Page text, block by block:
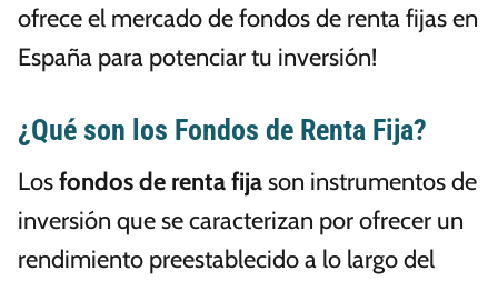
ofrece el mercado de fondos de renta fijas en
España para potenciar tu inversión!
¿Qué son los Fondos de Renta Fija?
Losfondos de renta fijason instrumentos de
inversión que se caracterizan por ofrecer un
rendimiento preestablecido a lo largo del